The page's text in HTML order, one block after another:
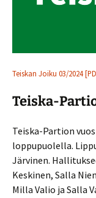
Teiskan Joiku 03/2024
Teiska-
Teiska-Partion
loppupuolella.
Järvinen.
Keskinen, Salla
Milla Valio ja Salla